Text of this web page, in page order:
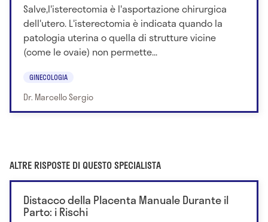
Salve,l'isterectomia è l'asportazione chirurgica
dell'utero. L'isterectomia è indicata quando la
patologia uterina o quella di strutture vicine
(come le ovaie) non permette...
GINECOLOGIA
Dr. Marcello Sergio
ALTRE RISPOSTE DI QUESTO SPECIALISTA
Distacco della Placenta Manuale Durante il
Parto: i Rischi